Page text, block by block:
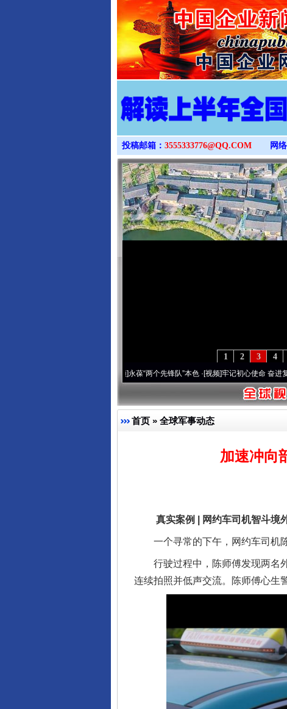
投稿邮箱： 3555333776@QQ.COM 网
4
3
2
1
永葆“两个先锋队”本色·[视频]牢记初心使命 奋进复兴征程丨宝
首页 » 全球军事动态
加速冲向
真实案例 | 网约车司机智斗境
一个寻常的下午，网约车司机陈
行驶过程中，陈师傅发现两名外
连续拍照并低声交流。陈师傅心生